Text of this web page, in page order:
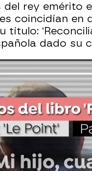
del rey emérito
coincidían en
título:
dado su
confesiones de
no reconoce"
casarse
confesiones